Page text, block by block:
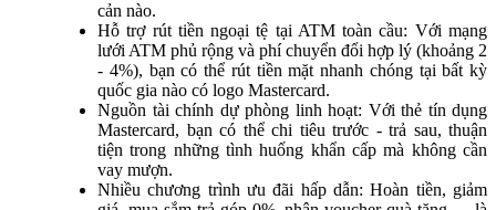
cản nào.
Hỗ trợ rút tiền ngoại tệ tại ATM toàn cầu: Với mạng
lưới ATM phủ rộng và phí chuyển đổi hợp lý (khoảng 2
- 4%), bạn có thể rút tiền mặt nhanh chóng tại bất kỳ
quốc gia nào có logo Mastercard.
Nguồn tài chính dự phòng linh hoạt: Với thẻ tín dụng
Mastercard, bạn có thể chi tiêu trước - trả sau, thuận
tiện trong những tình huống khẩn cấp mà không cần
vay mượn.
Nhiều chương trình ưu đãi hấp dẫn: Hoàn tiền, giảm